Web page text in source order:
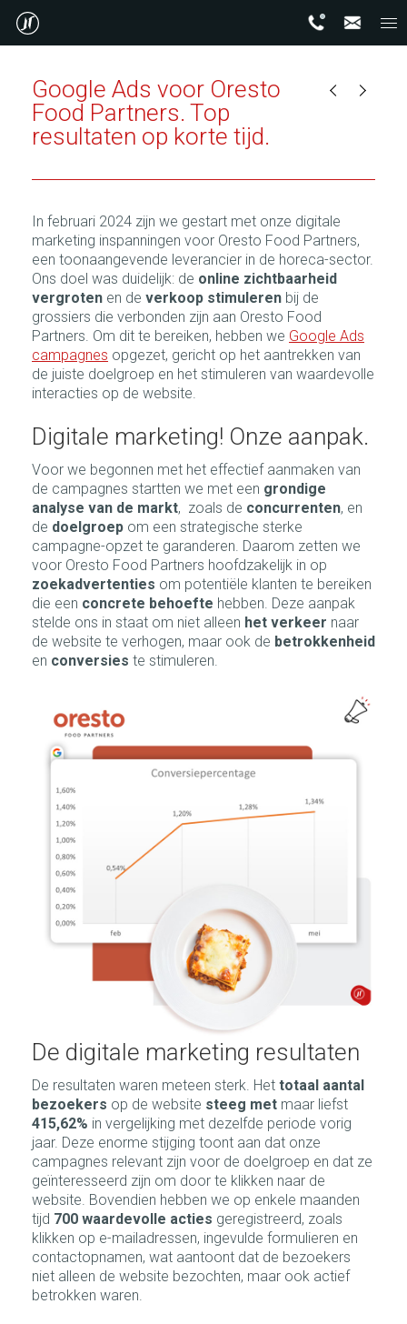
Google Ads voor Oresto
Food Partners. Top
resultaten op korte tijd.
In februari 2024 zijn we gestart met onze digitale
marketing inspanningen voor Oresto Food Partners,
een toonaangevende leverancier in de horeca-sector.
Ons doel was duidelijk: de online zichtbaarheid
vergroten en de verkoop stimuleren bij de
grossiers die verbonden zijn aan Oresto Food
Partners. Om dit te bereiken, hebben we Google Ads
campagnes opgezet, gericht op het aantrekken van
de juiste doelgroep en het stimuleren van waardevolle
interacties op de website.
Digitale marketing! Onze aanpak.
Voor we begonnen met het effectief aanmaken van
de campagnes startten we met een grondige
analyse van de markt, zoals de concurrenten, en
de doelgroep om een strategische sterke
campagne-opzet te garanderen. Daarom zetten we
voor Oresto Food Partners hoofdzakelijk in op
zoekadvertenties om potentiële klanten te bereiken
die een concrete behoefte hebben. Deze aanpak
stelde ons in staat om niet alleen het verkeer naar
de website te verhogen, maar ook de betrokkenheid
en conversies te stimuleren.
De digitale marketing resultaten
De resultaten waren meteen sterk. Het totaal aantal
bezoekers op de website steeg met maar liefst
415,62% in vergelijking met dezelfde periode vorig
jaar. Deze enorme stijging toont aan dat onze
campagnes relevant zijn voor de doelgroep en dat ze
geïnteresseerd zijn om door te klikken naar de
website. Bovendien hebben we op enkele maanden
tijd 700 waardevolle acties geregistreerd, zoals
klikken op e-mailadressen, ingevulde formulieren en
contactopnamen, wat aantoont dat de bezoekers
niet alleen de website bezochten, maar ook actief
betrokken waren.